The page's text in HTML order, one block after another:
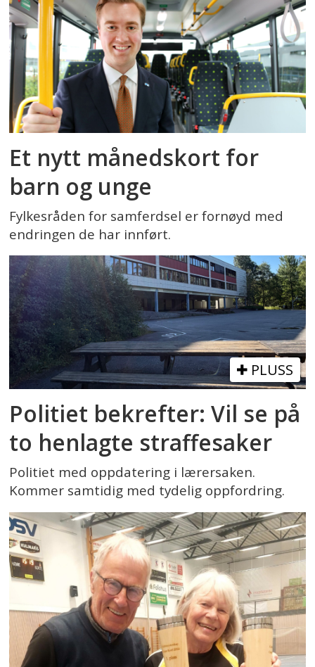
Et nytt månedskort for
barn og unge
Fylkesråden for samferdsel er fornøyd med
endringen de har innført.
PLUSS
Politiet bekrefter: Vil se på
to henlagte straffesaker
Politiet med oppdatering i lærersaken.
Kommer samtidig med tydelig oppfordring.